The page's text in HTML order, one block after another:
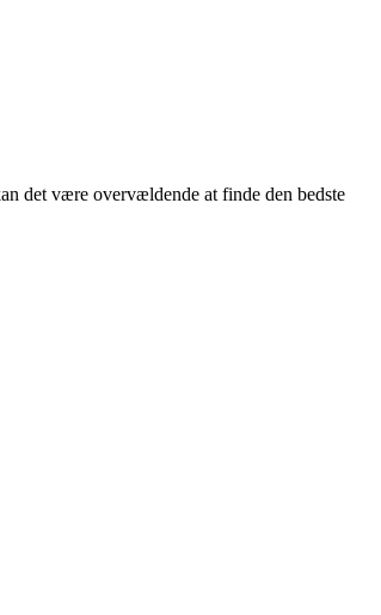
det være overvældende at finde den bedste